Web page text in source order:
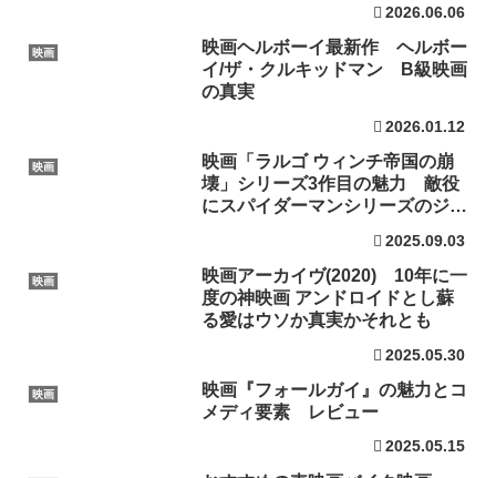
2026.06.06
映画
映画ヘルボーイ最新作 ヘルボー
イ/ザ・クルキッドマン B級映画
の真実
2026.01.12
映画
映画「ラルゴ ウィンチ帝国の崩
壊」シリーズ3作目の魅力 敵役
にスパイダーマンシリーズのジェ
2025.09.03
映画
映画アーカイヴ(2020) 10年に一
度の神映画 アンドロイドとし蘇
る愛はウソか真実かそれとも
2025.05.30
映画
映画『フォールガイ』の魅力とコ
メディ要素 レビュー
2025.05.15